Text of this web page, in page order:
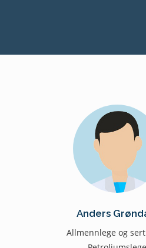
Anders
Allmennlege og